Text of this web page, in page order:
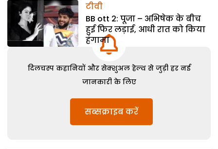
टीवी
BB ott 2: पूजा – अभिषेक के बीच
हुई फिर लड़ाई, आधी रात को किया
हंगामा
दिलचस्प कहानियों और सेक्शुअल हेल्थ से जुड़ी हर नई
जानकारी के लिए
सब्सक्राइब करें